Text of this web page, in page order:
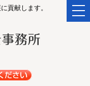
貢献します。